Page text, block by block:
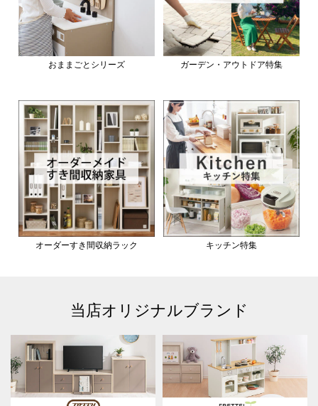
おままごとシリーズ ガーデン・アウトドア特集
オーダーすき間収納ラック キッチン特集
当店オリジナルブランド